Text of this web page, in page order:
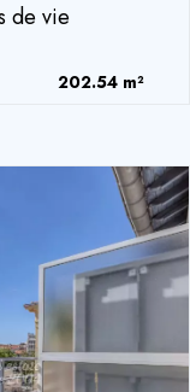
de vie
202.54 m²